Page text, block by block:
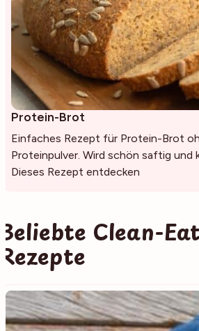
Protein-Brot
Einfaches Rezept für Protein-Brot
Proteinpulver. Wird schön saftig und
Dieses Rezept entdecken
Beliebte Clean-
Rezepte